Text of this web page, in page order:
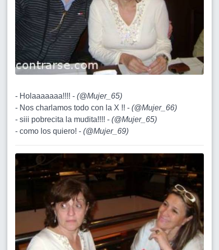
- Holaaaaaaa!!!! - (@Mujer_65)
- Nos charlamos todo con la X !! - (@Mujer_66)
- siii pobrecita la mudita!!!! - (@Mujer_65)
- como los quiero! - (@Mujer_69)